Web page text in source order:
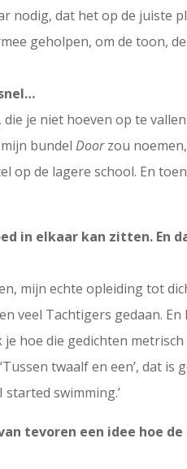
dat het op de juiste
geholpen, om de toon,
je niet hoeven op te
bundelDoorzou
op de lagere school. En
in elkaar kan zitten. En
mijn echte opleiding tot
veel Tachtigers gedaan.
hoe die gedichten
twaalf en een’, dat is
swimming.’
tevoren een idee hoe